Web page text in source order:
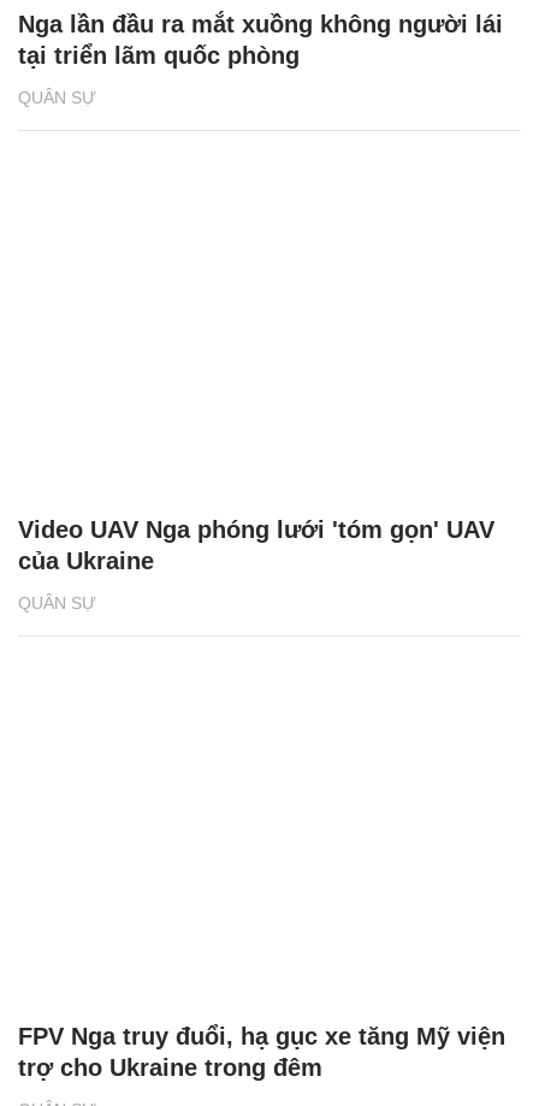
QUÂN SỰ
Nga lần đầu ra mắt xuồng không người lái
tại triển lãm quốc phòng
QUÂN SỰ
Video UAV Nga phóng lưới 'tóm gọn' UAV
của Ukraine
FPV Nga truy đuổi, hạ gục xe tăng Mỹ viện
trợ cho Ukraine trong đêm